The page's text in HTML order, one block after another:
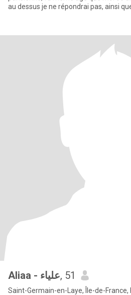
au dessus je ne répondrai pas, ainsi
Aliaa - علياء, 51
Saint-Germain-en-Laye, Île-de-France,